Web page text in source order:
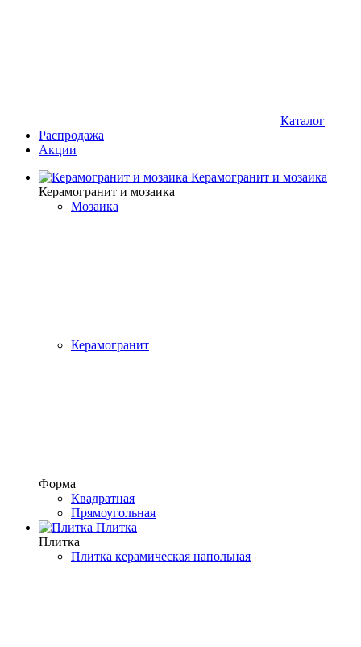
Каталог
Распродажа
Акции
Керамогранит и мозаика
Керамогранит и мозаика
Мозаика
Керамогранит
Форма
Квадратная
Прямоугольная
Плитка
Плитка
Плитка керамическая напольная